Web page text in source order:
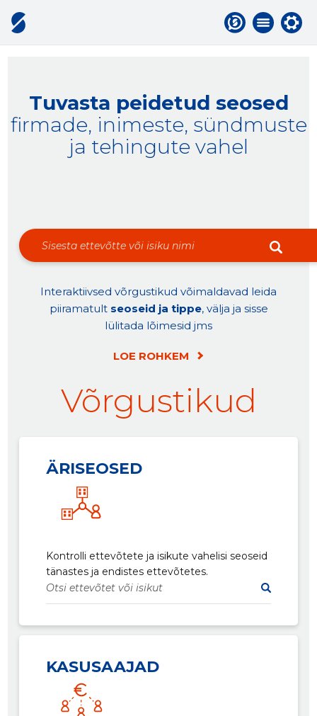
Tuvasta peidetud seosed
firmade, inimeste, sündmuste
ja tehingute vahel
Interaktiivsed võrgustikud võimaldavad leida
piiramatult seoseid ja tippe, välja ja sisse
lülitada lõimesid jms
LOE ROHKEM
Võrgustikud
ÄRISEOSED
Kontrolli ettevõtete ja isikute vahelisi seoseid
tänastes ja endistes ettevõtetes.
KASUSAAJAD